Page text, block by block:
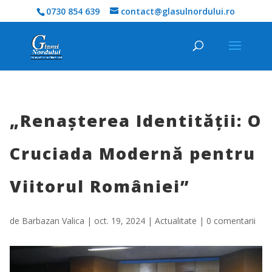
0730 854 639 contact@glasulnordului.ro
„Renașterea Identității: O
Cruciada Modernă pentru
Viitorul României”
de Barbazan Valica | oct. 19, 2024| Actualitate | 0 comentarii